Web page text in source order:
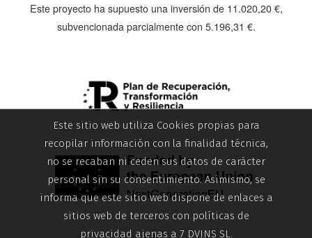
Este proyecto ha supuesto una inversión de 11.020,20 €,
subvencionada parcialmente con 5.196,31 €.
Este sitio web utiliza Cookies propias para
recopilar información con la finalidad técnica,
no se recaban ni ceden sus datos de carácter
personal sin su consentimiento. Asimismo, se
informa que este sitio web dispone de enlaces a
sitios web de terceros con políticas de
privacidad ajenas a 7 DVINS SL.